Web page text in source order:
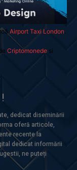
Airport Taxi London
Criptomonedesi
dedicat diseminării
oferă articole,
recente la
dedicat informării
ne puteți